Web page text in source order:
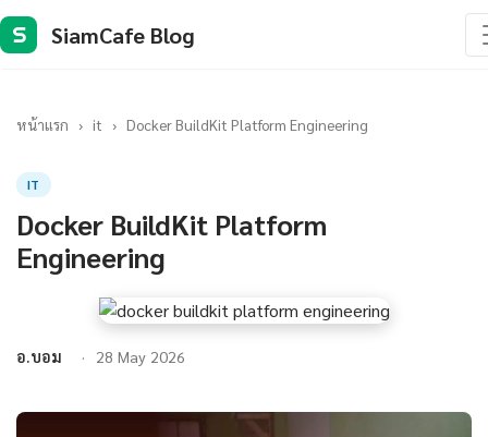
S SiamCafe Blog
หน้าแรก › it › Docker BuildKit Platform Engineering
IT
Docker BuildKit Platform
Engineering
อ.บอม 28 May 2026